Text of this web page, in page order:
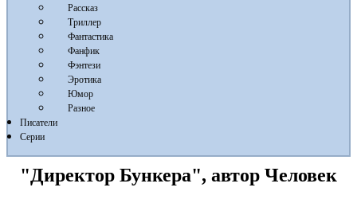
Рассказ
Триллер
Фантастика
Фанфик
Фэнтези
Эротика
Юмор
Разное
Писатели
Серии
"Директор Бункера", автор Человек